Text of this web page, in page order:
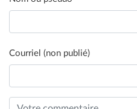
Courriel (non publié)